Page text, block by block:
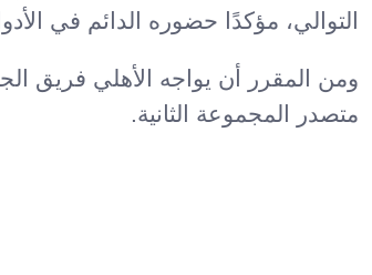
التوالي، مؤكدًا حضوره الدائم في
ومن المقرر أن يواجه الأهلي فريق
متصدر المجموعة الثانية.